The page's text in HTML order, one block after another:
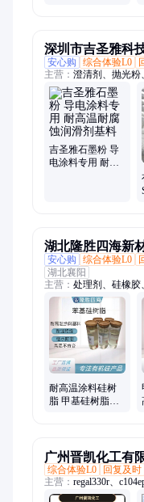
深圳市吉圣雅科
安心购
综合体验L0
主营： 澄清剂、抛光粉
剂、氧化铝、石墨粉
片、硅油、硅胶、硅
化液、阻燃剂
吉圣雅石墨粉 导
电涂料专用 耐高
湖北隆胜四海新
公司
安心购
综合体验L0
湖北襄阳
主营： 处理剂、硅橡胶
料、阻尼油、指纹液
油、甲基硅油、乙烯
滑剂、流平润滑剂、
树脂乳液、云母带胶
耐高温涂料硅树
脂 甲基硅树脂硬
广州晋凯化工有
综合体验L0
回复及时
主营： regal330r、
维素、972德国、t40